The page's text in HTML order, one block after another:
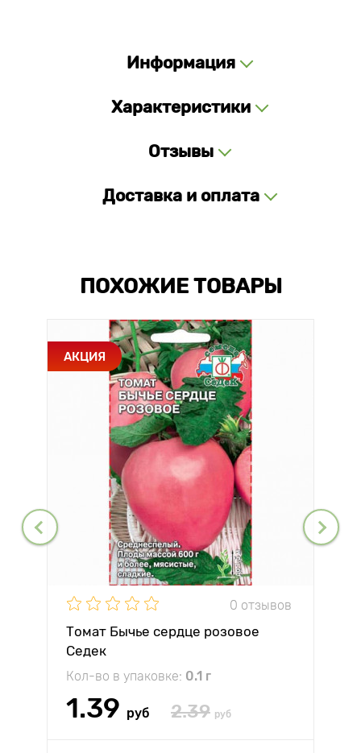
Информация
Характеристики
Отзывы
Доставка и оплата
ПОХОЖИЕ ТОВАРЫ
АКЦИЯ
0 отзывов
Томат Бычье сердце розовое
Седек
Кол-во в упаковке: 0.1 г
1.39 руб 2.39 руб